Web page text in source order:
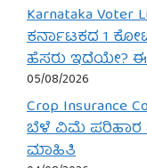
Karnataka
ಕರ್ನಾಟಕದ 1
ಹೆಸರು ಇದೆಯೇ?
05/08/2026
Crop Insurance
ಬೆಳೆ ವಿಮೆ ಪರಿಹಾರ
ಮಾಹಿತಿ